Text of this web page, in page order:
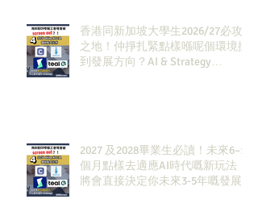
香港同新加坡大學生2026/27必攻
之地！仲掙扎緊點樣喺呢個環境搵
到發展方向？AI & Strategy
2027 及2028畢業生必讀！未來6–12
個月點樣去適應AI時代嘅新玩法，
將會直接決定你未來3-5年嘅發展